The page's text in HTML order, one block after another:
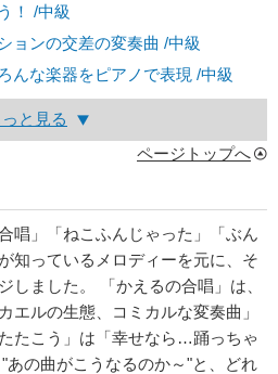
！ /中級
ョンの交差の変奏曲 /中級
んな楽器をピアノで表現 /中級
っと見る
ページトップへ
唱」「ねこふんじゃった」「ぶん
知っているメロディーを元に、そ
しました。 「かえるの合唱」は、
エルの生態、コミカルな変奏曲」
たこう」は「幸せなら…踊っちゃ
あの曲がこうなるのか～"と、どれ